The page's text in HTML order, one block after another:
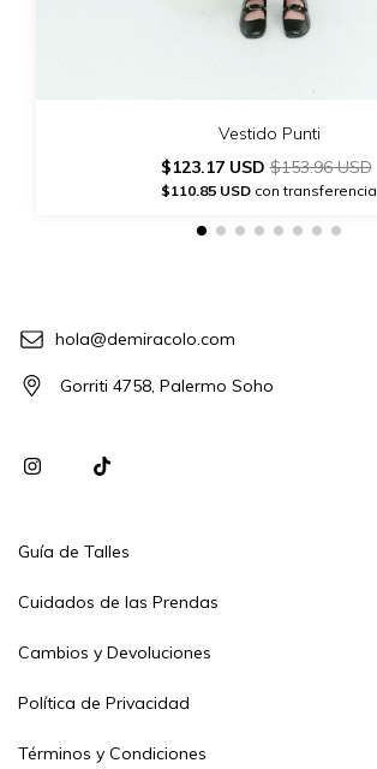
Vestido Punti
$123.17 USD$153.96 USD
$110.85 USD con transferencia
hola@demiracolo.com
Gorriti 4758, Palermo Soho
Guía de Talles
Cuidados de las Prendas
Cambios y Devoluciones
Política de Privacidad
Términos y Condiciones